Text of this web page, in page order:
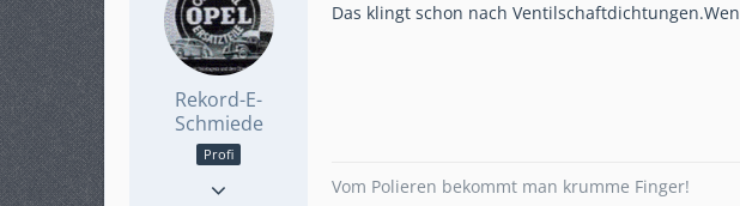
Rekord-E-
Schmiede
Profi
Das klingt schon nach
Vom Polieren bekommt man krumme Finger!